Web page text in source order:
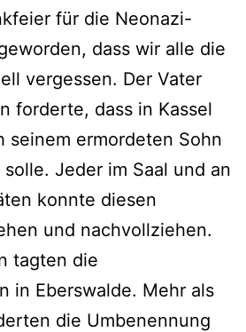
für die Neonazi-
dass wir alle die
vergessen. Der Vater
forderte, dass in Kassel
seinem ermordeten Sohn
Jeder im Saal und an
konnte diesen
und nachvollziehen.
tagten die
in Eberswalde. Mehr als
die Umbenennung